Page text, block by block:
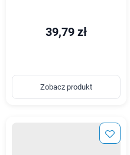
39,79 zł
Zobacz produkt